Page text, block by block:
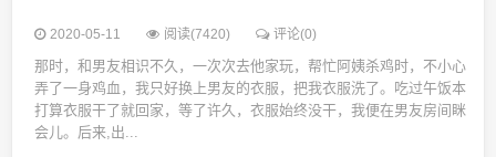
2020-05-11 阅读(7420) 评论(0)
那时，和男友相识不久，一次次去他家玩，帮忙阿姨杀鸡时，不小心
弄了一身鸡血，我只好换上男友的衣服，把我衣服洗了。吃过午饭本
打算衣服干了就回家，等了许久，衣服始终没干，我便在男友房间眯
会儿。后来,出...